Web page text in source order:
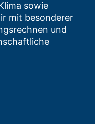
sowie
mit besonderer
und